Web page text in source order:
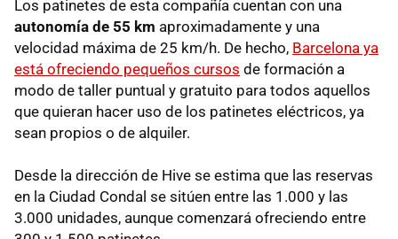
Los patinetes de esta compañía cuentan con una
autonomía de 55 km aproximadamente y una
velocidad máxima de 25 km/h. De hecho, Barcelona ya
está ofreciendo pequeños cursos de formación a
modo de taller puntual y gratuito para todos aquellos
que quieran hacer uso de los patinetes eléctricos, ya
sean propios o de alquiler.
Desde la dirección de Hive se estima que las reservas
en la Ciudad Condal se sitúen entre las 1.000 y las
3.000 unidades, aunque comenzará ofreciendo entre